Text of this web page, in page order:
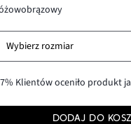
Wybierz rozmiar
Klientów oceniło produkt
DODAJ DO